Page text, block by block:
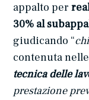
appalto per
30% al
giudicando “
contenuta
tecnica delle
prestazione